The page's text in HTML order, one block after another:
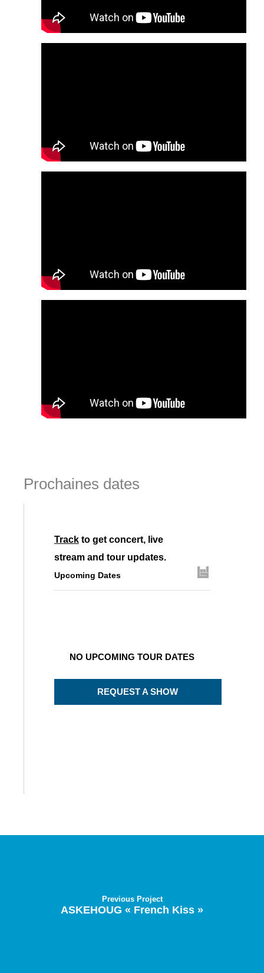
Prochaines dates
Trackto get concert, live
stream and tour updates.
Upcoming Dates
NO UPCOMING TOUR DATES
REQUEST A SHOW
Previous Project
ASKEHOUG « French Kiss »